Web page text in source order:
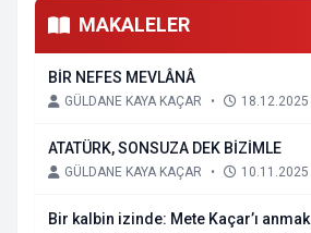
MAKALELER
BİR NEFES MEVLÂNÂ
GÜLDANE KAYA KAÇAR • 18.12.2025
ATATÜRK, SONSUZA DEK BİZİMLE
GÜLDANE KAYA KAÇAR • 10.11.2025
Bir kalbin izinde: Mete Kaçar’ı anmak